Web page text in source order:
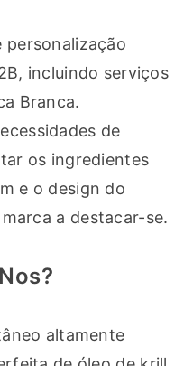
personalização
incluindo serviços
Branca.
de
os ingredientes
e o design do
a destacar-se.
altamente